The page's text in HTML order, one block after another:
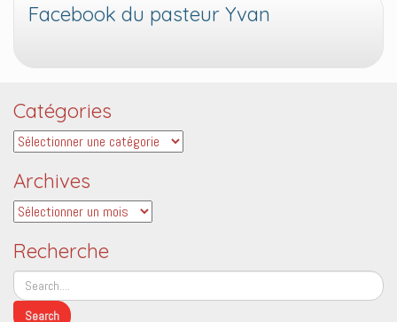
Facebook du pasteur Yvan
Catégories
Catégories
Archives
Archives
Recherche